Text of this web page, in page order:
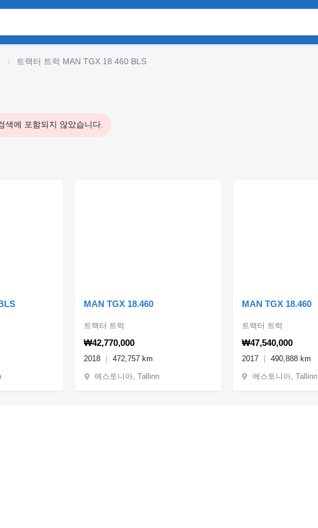
트랙터 트럭 MAN TGX 18.460 BLS
에 포함되지 않았습니다.
MAN TGX 18.460
₩42,770,000
트랙터 트럭
2018
472,757 km
에스토니아, Tallinn
MAN TGX 18.460
₩47,540,000
트랙터 트럭
2017
490,888 km
에스토니아, Tallinn